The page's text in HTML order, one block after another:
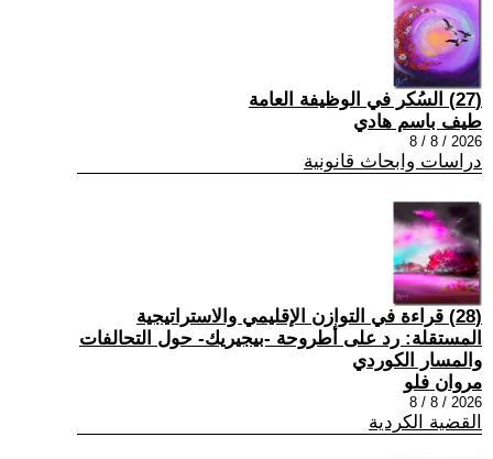
(27) السُكر في الوظيفة العامة
طيف باسم هادي
2026 / 8 / 8
دراسات وابحاث قانونية
(28) قراءة في التوازن الإقليمي والاستراتيجية
المستقلة: رد على أطروحة -بيجيريك- حول التحالفات
والمسار الكوردي
مروان فلو
2026 / 8 / 8
القضية الكردية